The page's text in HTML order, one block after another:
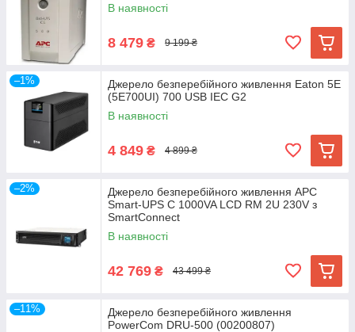
В наявності
8 479 ₴ 9 199 ₴
–1%
Джерело безперебійного живлення Eaton 5E
(5E700UI) 700 USB IEC G2
В наявності
4 849 ₴ 4 899 ₴
–2%
Джерело безперебійного живлення APC
Smart-UPS C 1000VA LCD RM 2U 230V з
SmartConnect
В наявності
42 769 ₴ 43 499 ₴
–11%
Джерело безперебійного живлення
PowerCom DRU-500 (00200807)